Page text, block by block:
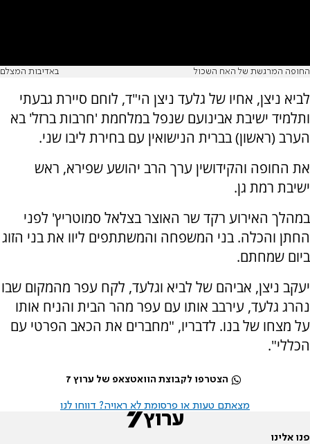
החופה המרגשת של האח השכול באדיבות המצלם
לביא ניצן, אחיו של גלעד ניצן הי"ד, לוחם סיירת גבעתי
ותלמיד ישיבת אבינועם שנפל במלחמת 'חרבות ברזל' בא
הערב (ראשון) בברית הנישואין עם בחירת ליבו שני.
את החופה והקידושין ערך הרב יהושע שפירא, ראש
ישיבת רמת גן.
במהלך האירוע רקד שר האוצר בצלאל סמוטריץ' לפני
החתן והכלה. בני המשפחה והמשתתפים ליוו את בני הזוג
ביום שמחתם.
יעקב ניצן, אביהם של לביא וגלעד, לקח עפר מהמקום שבו
נהרג גלעד, עירבב אותו עם עפר מהר הבית והניח אותו
על מצחו של בנו. לדבריו, "מחברים את הכאב הפרטי עם
הכללי".
הצטרפו לקבוצת הוואטצאפ של ערוץ 7
מצאתם טעות או פרסומת לא ראויה? דווחו לנו
פנו אלינו